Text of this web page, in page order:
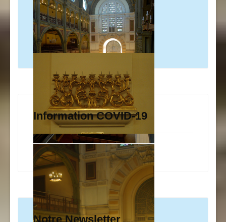
Information COVID-19
Notre Newsletter